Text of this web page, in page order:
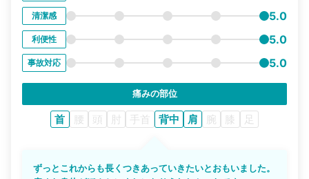
清潔感 5.0
利便性 5.0
事故対応 5.0
痛みの部位
首 腰 頭 肘 手首 背中 肩 腕 膝 足
ずっとこれからも長くつきあっていきたいとおもいました。